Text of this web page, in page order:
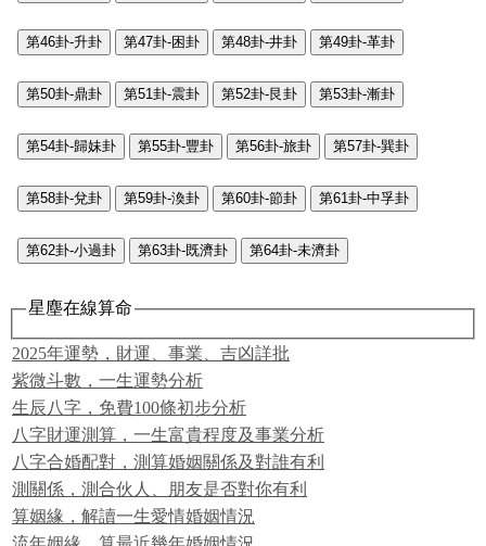
第46卦-升卦 第47卦-困卦 第48卦-井卦 第49卦-革卦
第50卦-鼎卦 第51卦-震卦 第52卦-艮卦 第53卦-漸卦
第54卦-歸妹卦 第55卦-豐卦 第56卦-旅卦 第57卦-巽卦
第58卦-兌卦 第59卦-渙卦 第60卦-節卦 第61卦-中孚卦
第62卦-小過卦 第63卦-既濟卦 第64卦-未濟卦
星塵在線算命
2025年運勢，財運、事業、吉凶詳批
紫微斗數，一生運勢分析
生辰八字，免費100條初步分析
八字財運測算，一生富貴程度及事業分析
八字合婚配對，測算婚姻關係及對誰有利
測關係，測合伙人、朋友是否對你有利
算姻緣，解讀一生愛情婚姻情況